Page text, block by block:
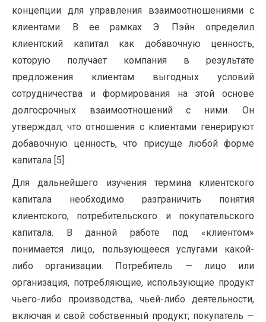
концепции для управления взаимоотношениями с
клиентами. В ее рамках Э. Пэйн определил
клиентский капитал как добавочную ценность,
которую получает компания в результате
предложения клиентам вы­годных условий
сотрудничества и формирования на этой основе
долгосрочных взаимоотно­шений с ними. Он
утверждал, что отношения с клиентами генерируют
добавочную ценность, что присуще любой форме
капитала [5].
Для дальнейшего изучения термина клиентского
капитала необходимо разграничить понятия
клиентского, потребительского и покупательского
капитала. В данной работе под «клиентом»
понимается лицо, пользующееся услугами какой-
либо организации. Потребитель — лицо или
организация, потребляющие, использующие продукт
чьего-либо производства, чьей-либо деятельности,
включая и свой собственный продукт; покупатель —